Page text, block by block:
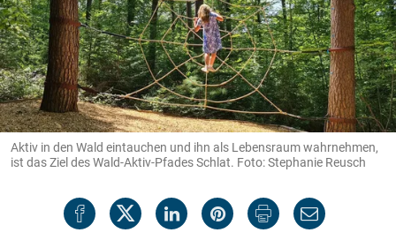
Aktiv in den Wald eintauchen und ihn als Lebensraum wahrnehmen,
ist das Ziel des Wald-Aktiv-Pfades Schlat. Foto: Stephanie Reusch